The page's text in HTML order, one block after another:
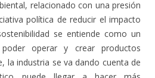
relacionado con una presión
política de reducir el impacto
se entiende como un
operar y crear productos
la industria se va dando cuenta de